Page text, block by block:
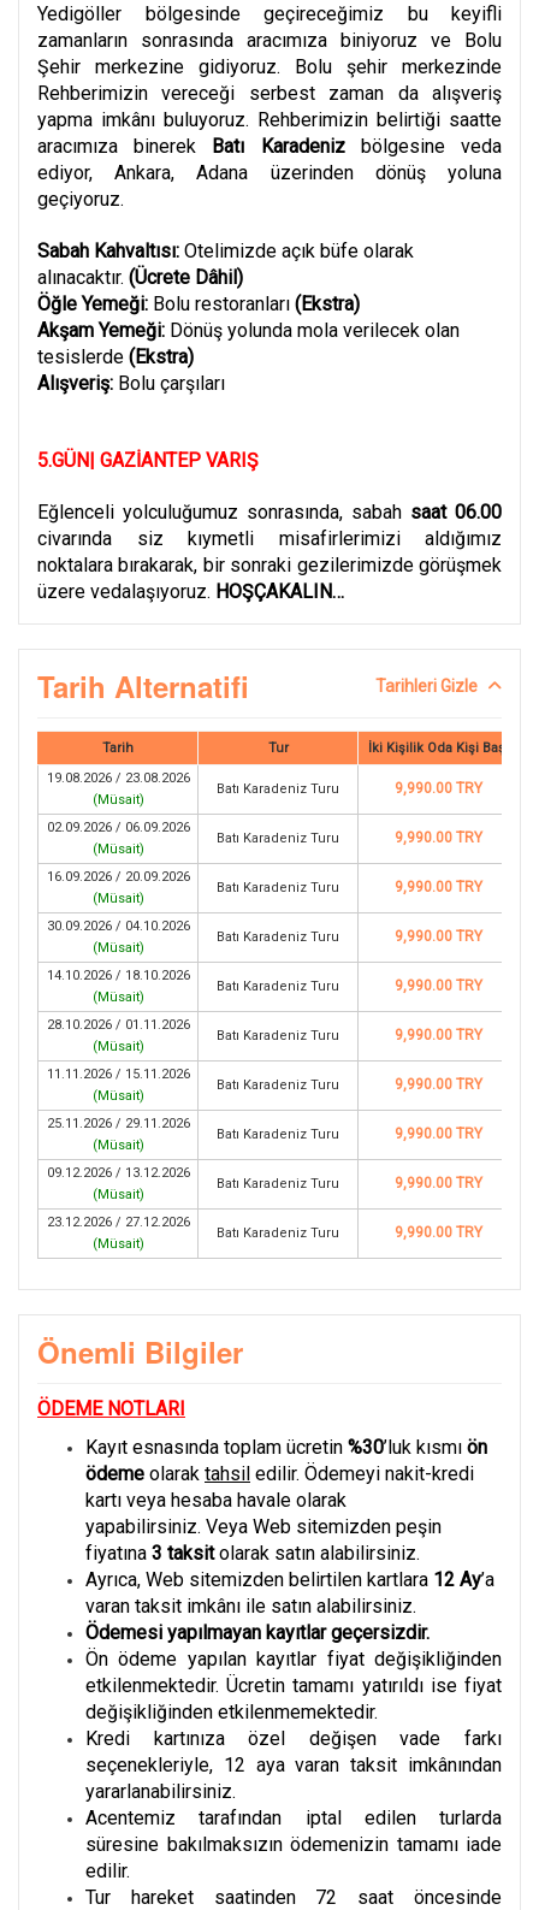
Yedigöller bölgesinde geçireceğimiz bu keyifli
zamanların sonrasında aracımıza biniyoruz ve Bolu
Şehir merkezine gidiyoruz. Bolu şehir merkezinde
Rehberimizin vereceği serbest zaman da alışveriş
yapma imkânı buluyoruz. Rehberimizin belirtiği saatte
aracımıza binerek Batı Karadeniz bölgesine veda
ediyor, Ankara, Adana üzerinden dönüş yoluna
geçiyoruz.
Sabah Kahvaltısı: Otelimizde açık büfe olarak
alınacaktır. (Ücrete Dâhil)
Öğle Yemeği: Bolu restoranları (Ekstra)
Akşam Yemeği: Dönüş yolunda mola verilecek olan
tesislerde (Ekstra)
Alışveriş: Bolu çarşıları
5.GÜN| GAZİANTEP VARIŞ
Eğlenceli yolculuğumuz sonrasında, sabah saat 06.00
civarında siz kıymetli misafirlerimizi aldığımız
noktalara bırakarak, bir sonraki gezilerimizde görüşmek
üzere vedalaşıyoruz. HOŞÇAKALIN…
Tarih Alternatifi Tarihleri Gizle
Tarih Tur
İki Kişilik Oda Kişi Başı
19.08.2026 / 23.08.2026
(Müsait)
Batı Karadeniz Turu 9,990.00 TRY
02.09.2026 / 06.09.2026
(Müsait)
Batı Karadeniz Turu 9,990.00 TRY
16.09.2026 / 20.09.2026
(Müsait)
Batı Karadeniz Turu 9,990.00 TRY
30.09.2026 / 04.10.2026
(Müsait)
Batı Karadeniz Turu 9,990.00 TRY
14.10.2026 / 18.10.2026
(Müsait)
Batı Karadeniz Turu 9,990.00 TRY
28.10.2026 / 01.11.2026
(Müsait)
Batı Karadeniz Turu 9,990.00 TRY
11.11.2026 / 15.11.2026
(Müsait)
Batı Karadeniz Turu 9,990.00 TRY
25.11.2026 / 29.11.2026
(Müsait)
Batı Karadeniz Turu 9,990.00 TRY
09.12.2026 / 13.12.2026
(Müsait)
Batı Karadeniz Turu 9,990.00 TRY
23.12.2026 / 27.12.2026
(Müsait)
Batı Karadeniz Turu 9,990.00 TRY
Önemli Bilgiler
ÖDEME NOTLARI
Kayıt esnasında toplam ücretin %30’luk kısmı ön
ödeme olarak tahsil edilir. Ödemeyi nakit-kredi
kartı veya hesaba havale olarak
yapabilirsiniz. Veya Web sitemizden peşin
fiyatına 3 taksitolarak satın alabilirsiniz.
Ayrıca, Web sitemizden belirtilen kartlara 12 Ay’a
varan taksit imkânı ile satın alabilirsiniz.
Ödemesi yapılmayan kayıtlar geçersizdir.
Ön ödeme yapılan kayıtlar fiyat değişikliğinden
etkilenmektedir. Ücretin tamamı yatırıldı ise fiyat
değişikliğinden etkilenmemektedir.
Kredi kartınıza özel değişen vade farkı
seçenekleriyle, 12 aya varan taksit imkânından
yararlanabilirsiniz.
Acentemiz tarafından iptal edilen turlarda
süresine bakılmaksızın ödemenizin tamamı iade
edilir.
Tur hareket saatinden 72 saat öncesinde